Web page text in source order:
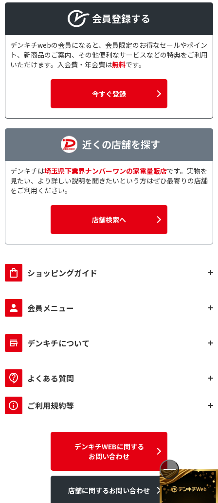
会員登録する
デンキチwebの会員になると、会員限定のお得なセールやポイン
ト、新商品のご案内、その他便利なサービスなどの特典をご利用
いただけます。入会費・年会費は無料です。
今すぐ登録
近くの店舗を探す
デンキチは埼玉県下業界ナンバーワンの家電量販店です。実物を
見たい、より詳しい説明を聞きたいという方はぜひ最寄りの店舗
をご利用ください。
店舗検索へ
ショッピングガイド
会員メニュー
デンキチについて
よくある質問
ご利用規約等
デンキチWEBに関する
お問い合わせ
店舗に関するお問い合わせ